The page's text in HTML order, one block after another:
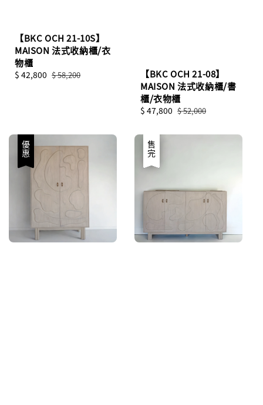
【BKC OCH 21-10S】
MAISON 法式收納櫃/衣
物櫃
Sale
$ 42,800 Regular
$ 58,200
【BKC OCH 21-08】
MAISON 法式收納櫃/書
櫃/衣物櫃
Sale
$ 47,800 Regular
$ 52,000
優惠 優惠
售完